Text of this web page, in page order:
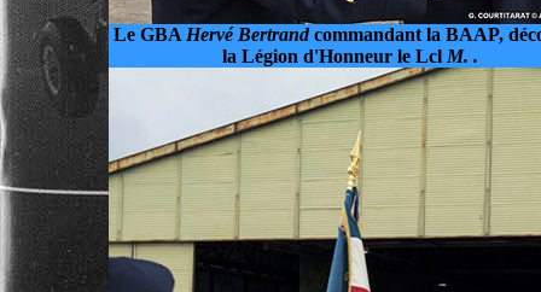
Le GBA Hervé Bertrandcommandant la BAAP,
la Légion d'Honneur le Lcl M. .